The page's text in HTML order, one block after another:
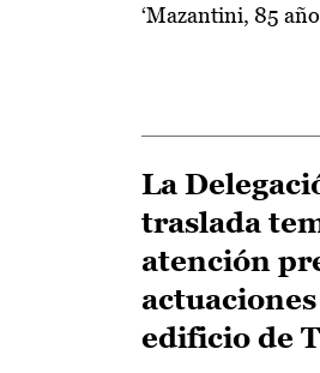
‘Mazantini, 85
La
traslada
atención
edificio de